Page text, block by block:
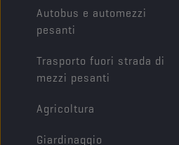
Autobus e automezzi
pesanti
Trasporto fuori strada di
mezzi pesanti
Agricoltura
Giardinaggio